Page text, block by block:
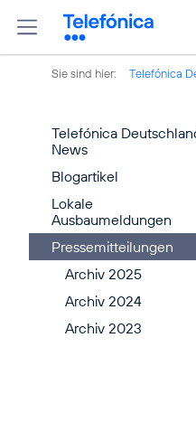
Sie sind hier: Telefónica
Telefónica
News
Blogartikel
Lokale
Ausbaumeldungen
Pressemitteilungen
Archiv 2025
Archiv 2024
Archiv 2023